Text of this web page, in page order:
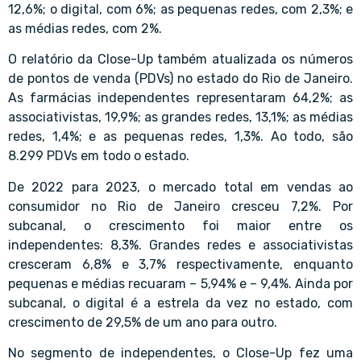
12,6%; o digital, com 6%; as pequenas redes, com 2,3%; e
as médias redes, com 2%.
O relatório da Close-Up também atualizada os números
de pontos de venda (PDVs) no estado do Rio de Janeiro.
As farmácias independentes representaram 64,2%; as
associativistas, 19,9%; as grandes redes, 13,1%; as médias
redes, 1,4%; e as pequenas redes, 1,3%. Ao todo, são
8.299 PDVs em todo o estado.
De 2022 para 2023, o mercado total em vendas ao
consumidor no Rio de Janeiro cresceu 7,2%. Por
subcanal, o crescimento foi maior entre os
independentes: 8,3%. Grandes redes e associativistas
cresceram 6,8% e 3,7% respectivamente, enquanto
pequenas e médias recuaram – 5,94% e – 9,4%. Ainda por
subcanal, o digital é a estrela da vez no estado, com
crescimento de 29,5% de um ano para outro.
No segmento de independentes, o Close-Up fez uma